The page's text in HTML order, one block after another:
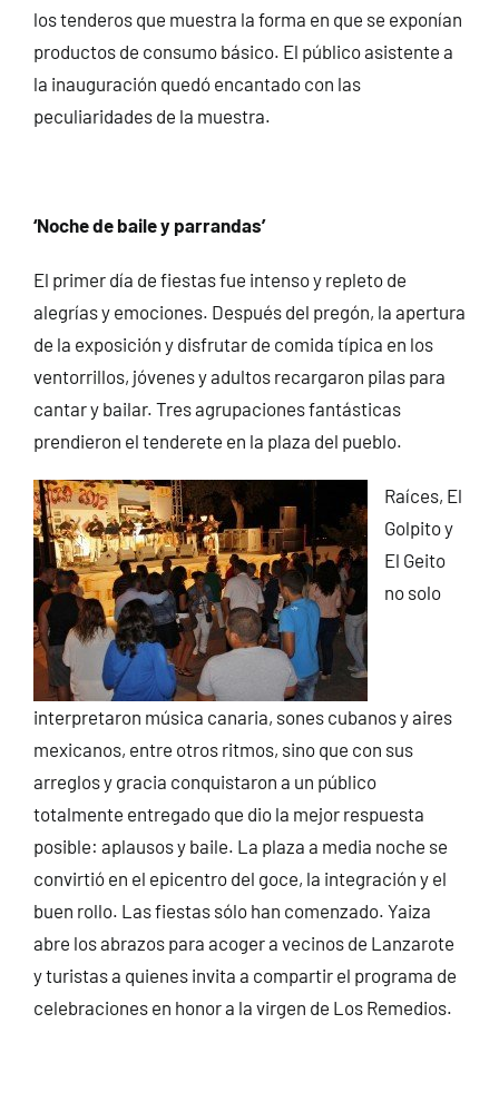
los tenderos que muestra la forma en que se exponían
productos de consumo básico. El público asistente a
la inauguración quedó encantado con las
peculiaridades de la muestra.
‘Noche de baile y parrandas’
El primer día de fiestas fue intenso y repleto de
alegrías y emociones. Después del pregón, la apertura
de la exposición y disfrutar de comida típica en los
ventorrillos, jóvenes y adultos recargaron pilas para
cantar y bailar. Tres agrupaciones fantásticas
prendieron el tenderete en la plaza del pueblo.
Raíces, El
Golpito y
El Geito
no solo
interpretaron música canaria, sones cubanos y aires
mexicanos, entre otros ritmos, sino que con sus
arreglos y gracia conquistaron a un público
totalmente entregado que dio la mejor respuesta
posible: aplausos y baile. La plaza a media noche se
convirtió en el epicentro del goce, la integración y el
buen rollo. Las fiestas sólo han comenzado. Yaiza
abre los abrazos para acoger a vecinos de Lanzarote
y turistas a quienes invita a compartir el programa de
celebraciones en honor a la virgen de Los Remedios.